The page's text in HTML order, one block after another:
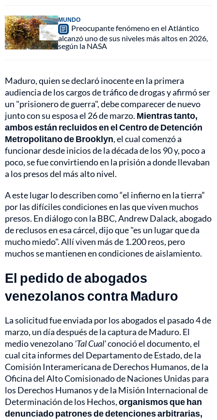
MUNDO
Preocupante fenómeno en el Atlántico
alcanzó uno de sus niveles más altos en 2026,
según la NASA
Maduro, quien se declaró inocente en la primera
audiencia de los cargos de tráfico de drogas y afirmó ser
un "prisionero de guerra", debe comparecer de nuevo
junto con su esposa el 26 de marzo. Mientras tanto,
ambos están recluidos en el Centro de Detención
Metropolitano de Brooklyn, el cual comenzó a
funcionar desde inicios de la década de los 90 y, poco a
poco, se fue convirtiendo en la prisión a donde llevaban
a los presos del más alto nivel.
A este lugar lo describen como “el infierno en la tierra”
por las difíciles condiciones en las que viven muchos
presos. En diálogo con la BBC, Andrew Dalack, abogado
de reclusos en esa cárcel, dijo que "es un lugar que da
mucho miedo". Allí viven más de 1.200 reos, pero
muchos se mantienen en condiciones de aislamiento.
El pedido de abogados
venezolanos contra Maduro
La solicitud fue enviada por los abogados el pasado 4 de
marzo, un día después de la captura de Maduro. El
medio venezolano 'Tal Cual'conoció el documento, el
cual cita informes del Departamento de Estado, de la
Comisión Interamericana de Derechos Humanos, de la
Oficina del Alto Comisionado de Naciones Unidas para
los Derechos Humanos y de la Misión Internacional de
Determinación de los Hechos,organismos que han
denunciado patrones de detenciones arbitrarias,